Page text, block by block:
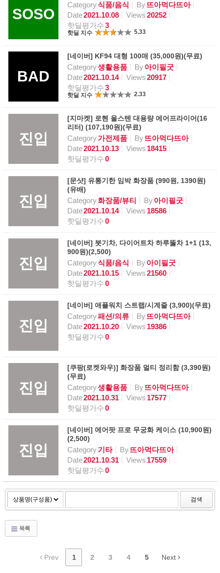
SOSO
Category식품/음식 By뜨아먹다뜨아
Date2021.10.08 Views20252
핫딜평가수3
핫딜 지수 5.33
BAD
[네이버] KF94 대형 100매 (35,000원)(무료)
Category생활용품 By아이필굿
Date2021.10.14 Views20917
핫딜평가수3
핫딜 지수 2.33
진입
[지마켓] 로헨 올스텐 대용량 에어프라이어(16
리터) (107,190원)(무료)
Category가전제품 By뜨아먹다뜨아
Date2021.10.13 Views 18415
핫딜평가수0
진입
[문샷] 유통기한 임박 화장품 (990원, 1390원)
(유배)
Category화장품/뷰티 By아이필굿
Date2021.10.14 Views 18586
핫딜평가수0
진입
[네이버] 붓기차, 다이어트차 하루뚫차 1+1 (13,
900원)(2,500)
Category식품/음식 By아이필굿
Date2021.10.15 Views21560
핫딜평가수0
진입
[네이버] 애플워치 스트랩/시계줄 (3,900)(무료)
Category패션/의류 By뜨아먹다뜨아
Date2021.10.20 Views 19386
핫딜평가수0
진입
[쿠팡(로켓와우)] 화장품 멀티 정리함 (3,390원)
(무료)
Category생활용품 By뜨아먹다뜨아
Date2021.10.31 Views 17577
핫딜평가수0
진입
[네이버] 에어팟 프로 무궁화 케이스 (10,900원)
(2,500)
Category기타 By뜨아먹다뜨아
Date2021.10.31 Views 17559
핫딜평가수0
검색
목록
Prev 1 2 3 4 5 Next